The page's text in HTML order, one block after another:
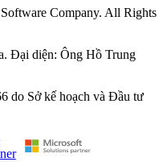
Company. All Rights
Đại diện: Ông Hồ Trung
do Sở kế hoạch và Đầu tư